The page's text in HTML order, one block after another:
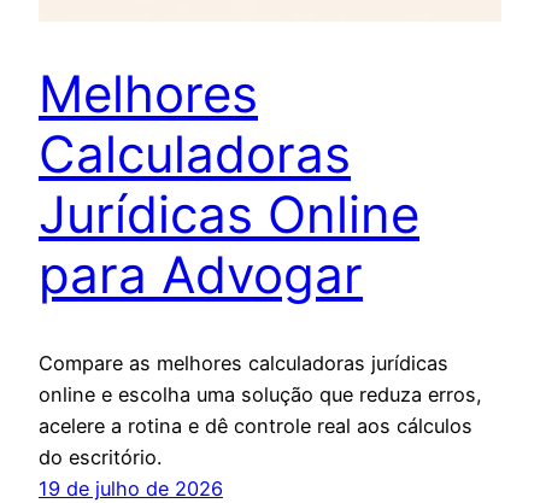
Melhores
Calculadoras
Jurídicas Online
para Advogar
Compare as melhores calculadoras jurídicas
online e escolha uma solução que reduza erros,
acelere a rotina e dê controle real aos cálculos
do escritório.
19 de julho de 2026